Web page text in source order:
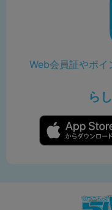
Web会員証やポイ
ら